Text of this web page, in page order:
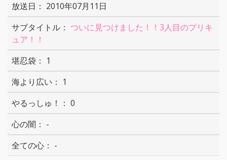
2010年07月11日
ついに見つけました！！3人目のプリキ
ュア！！
1
1
0
-
-